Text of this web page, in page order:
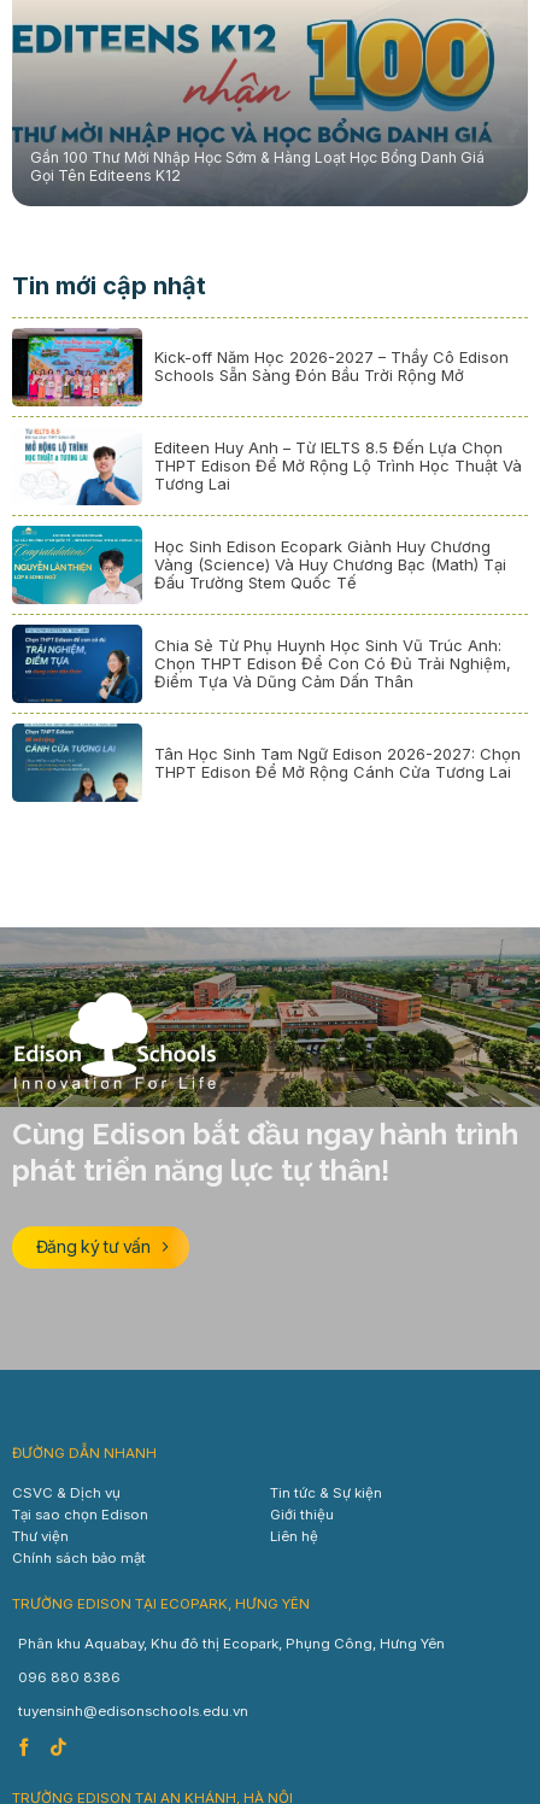
Gần 100 Thư Mời Nhập Học Sớm & Hàng Loạt Học Bổng Danh Giá
Gọi Tên Editeens K12
Tin mới cập nhật
Kick-off Năm Học 2026-2027 – Thầy Cô Edison
Schools Sẵn Sàng Đón Bầu Trời Rộng Mở
Editeen Huy Anh – Từ IELTS 8.5 Đến Lựa Chọn
THPT Edison Để Mở Rộng Lộ Trình Học Thuật Và
Tương Lai
Học Sinh Edison Ecopark Giành Huy Chương
Vàng (Science) Và Huy Chương Bạc (Math) Tại
Đấu Trường Stem Quốc Tế
Chia Sẻ Từ Phụ Huynh Học Sinh Vũ Trúc Anh:
Chọn THPT Edison Để Con Có Đủ Trải Nghiệm,
Điểm Tựa Và Dũng Cảm Dấn Thân
Tân Học Sinh Tam Ngữ Edison 2026-2027: Chọn
THPT Edison Để Mở Rộng Cánh Cửa Tương Lai
Cùng Edison bắt đầu ngay hành trình
phát triển năng lực tự thân!
Đăng ký tư vấn
ĐƯỜNG DẪN NHANH
CSVC & Dịch vụ
Tin tức & Sự kiện
Tại sao chọn Edison
Giới thiệu
Thư viện
Liên hệ
Chính sách bảo mật
TRƯỜNG EDISON TẠI ECOPARK, HƯNG YÊN
Phân khu Aquabay, Khu đô thị Ecopark, Phụng Công, Hưng Yên
096 880 8386
tuyensinh@edisonschools.edu.vn
TRƯỜNG EDISON TẠI AN KHÁNH, HÀ NỘI